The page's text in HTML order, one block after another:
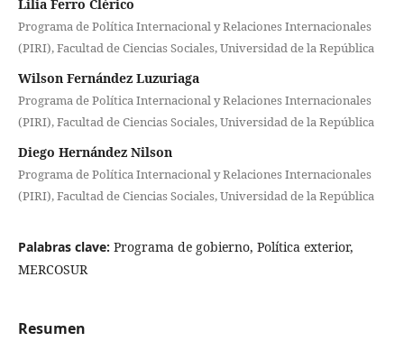
Lilia Ferro Clérico
Programa de Política Internacional y Relaciones Internacionales
(PIRI), Facultad de Ciencias Sociales, Universidad de la República
Wilson Fernández Luzuriaga
Programa de Política Internacional y Relaciones Internacionales
(PIRI), Facultad de Ciencias Sociales, Universidad de la República
Diego Hernández Nilson
Programa de Política Internacional y Relaciones Internacionales
(PIRI), Facultad de Ciencias Sociales, Universidad de la República
Palabras clave: Programa de gobierno, Política exterior,
MERCOSUR
Resumen